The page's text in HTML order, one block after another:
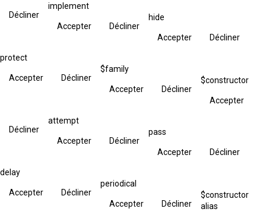
Décliner
implement
Accepter Décliner
hide
Accepter Décliner
protect
Accepter Décliner
$family
Accepter Décliner
$constructor
Accepter
Décliner
attempt
Accepter Décliner
pass
Accepter Décliner
delay
Accepter Décliner
periodical
Accepter Décliner
$constructor
alias